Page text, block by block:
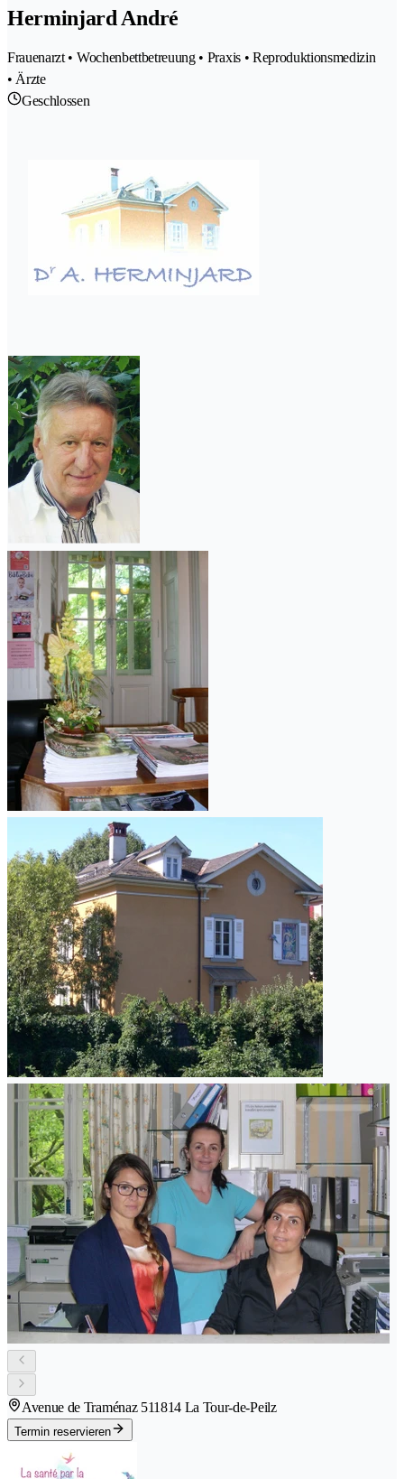
Herminjard André
Frauenarzt • Wochenbettbetreuung • Praxis • Reproduktionsmedizin
• Ärzte
Geschlossen
Avenue de Traménaz 511814 La Tour-de-Peilz
Termin reservieren